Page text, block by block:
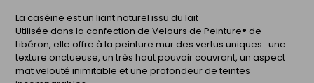
La caséine est un liant naturel issu du lait
Utilisée dans la confection de Velours de Peinture® de
Libéron, elle offre à la peinture mur des vertus uniques : une
texture onctueuse, un très haut pouvoir couvrant, un aspect
mat velouté inimitable et une profondeur de teintes